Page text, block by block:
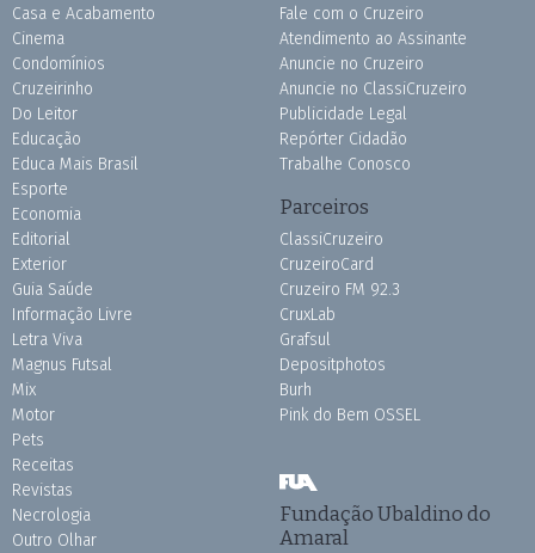
Casa e Acabamento
Cinema
Condomínios
Cruzeirinho
Do Leitor
Educação
Educa Mais Brasil
Esporte
Economia
Editorial
Exterior
Guia Saúde
Informação Livre
Letra Viva
Magnus Futsal
Mix
Motor
Pets
Receitas
Revistas
Necrologia
Outro Olhar
Fale com o Cruzeiro
Atendimento ao Assinante
Anuncie no Cruzeiro
Anuncie no ClassiCruzeiro
Publicidade Legal
Repórter Cidadão
Trabalhe Conosco
Parceiros
ClassiCruzeiro
CruzeiroCard
Cruzeiro FM 92.3
CruxLab
Grafsul
Depositphotos
Burh
Pink do Bem OSSEL
Fundação Ubaldino do
Amaral